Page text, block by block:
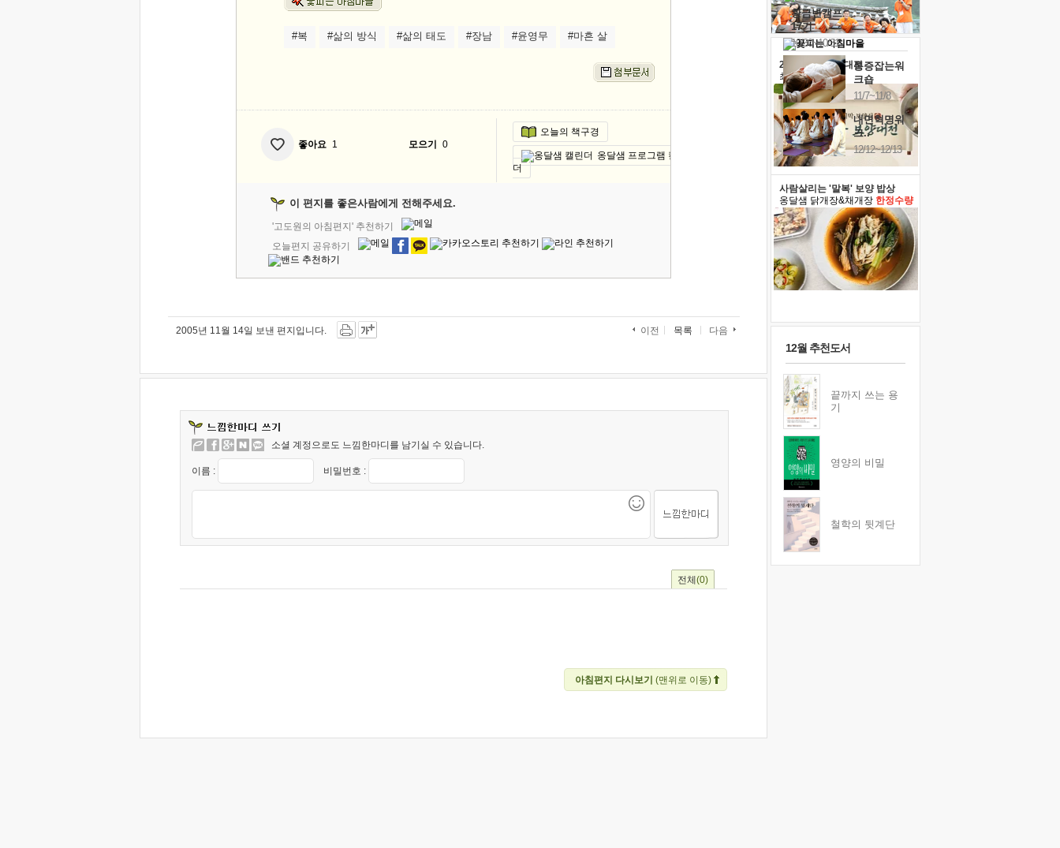
#복 #삶의 방식 #삶의 태도 #장남 #윤영무 #마흔 살
좋아요 1 모으기 0
오늘의 책구경
옹달샘 프로그램 캘린
더
이 편지를 좋은사람에게 전해주세요.
'고도원의 아침편지' 추천하기
오늘편지 공유하기
2005년 11월 14일 보낸 편지입니다. 이전 목록 다음
소셜 계정으로도 느낌한마디를 남기실 수 있습니다.
이름 : 비밀번호 :
전체 (0)
아침편지 다시보기 (맨위로 이동)
황금변캠프
17기
10/30~10/31
통증잡는워
크숍
11/7~11/8
내면혁명워
크..
12/12~12/13
2026 말복 보양대전
최대74%할인
사람살리는 '말복' 보양 밥상
옹달샘 닭개장&채개장 한정수량
12월 추천도서
끝까지 쓰는 용
기
영양의 비밀
철학의 뒷계단